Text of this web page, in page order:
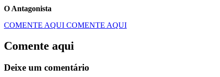
O Antagonista
COMENTE AQUI COMENTE AQUI
Comente aqui
Deixe um comentário